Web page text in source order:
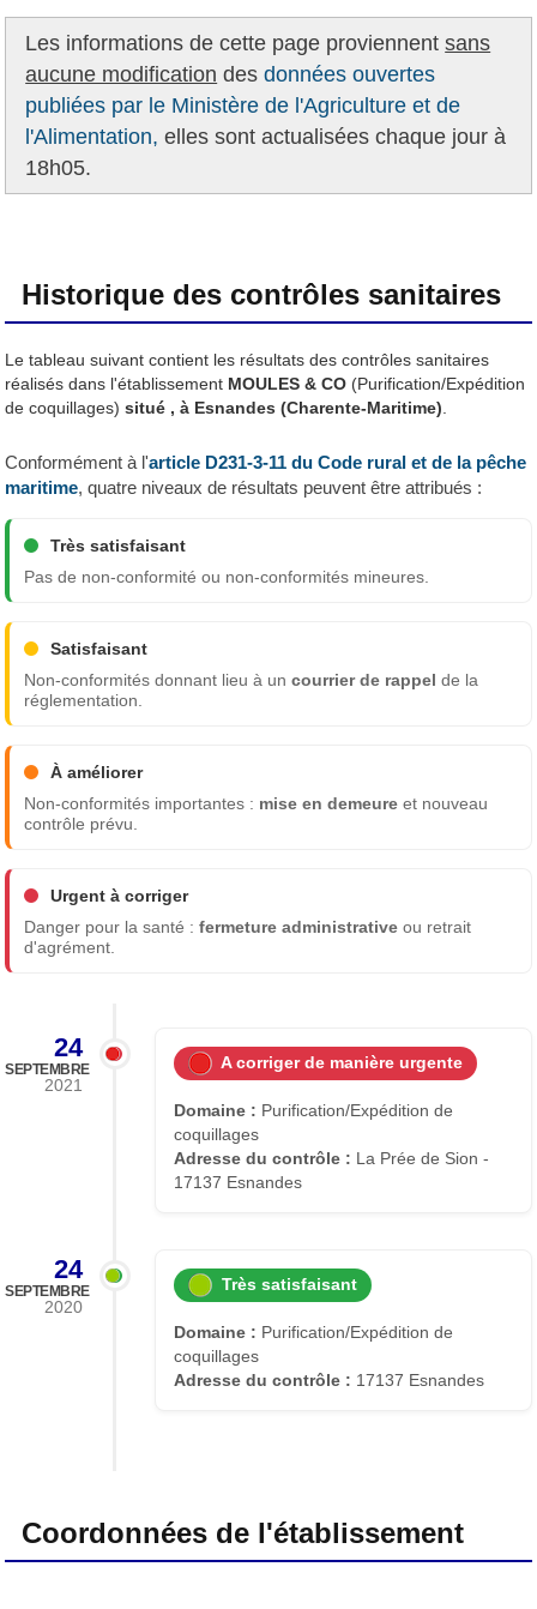
Les informations de cette page proviennentsans
aucune modification desdonnées ouvertes
publiées par le Ministère de l'Agriculture et de
l'Alimentation, elles sont actualisées chaque jour à
18h05.
Historique des contrôles sanitaires
Le tableau suivant contient les résultats des contrôles sanitaires
réalisés dans l'établissement MOULES & CO (Purification/Expédition
de coquillages) situé , à Esnandes (Charente-Maritime)
Conformément à l'article D231-3-11 du Code rural et de la pêche
maritime, quatre niveaux de résultats peuvent être attribués :
Très satisfaisant
Pas de non-conformité ou non-conformités mineures.
Satisfaisant
Non-conformités donnant lieu à uncourrier de rappel de la
réglementation.
À améliorer
Non-conformités importantes : mise en demeure et nouveau
contrôle prévu.
Urgent à corriger
Danger pour la santé :fermeture administrative ou retrait
d'agrément.
24
SEPTEMBRE
2021
A corriger de manière urgente
Domaine : Purification/Expédition de
coquillages
Adresse du contrôle : La Prée de Sion -
17137 Esnandes
24
SEPTEMBRE
2020
Très satisfaisant
Domaine : Purification/Expédition de
coquillages
Adresse du contrôle : 17137 Esnandes
Coordonnées de l'établissement